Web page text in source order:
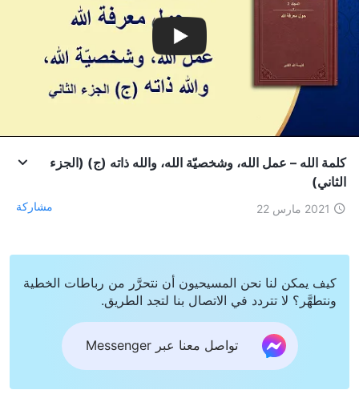
كلمة الله – عمل الله، وشخصيّة الله، والله ذاته (ج) (الجزء
الثاني)
2021 مارس 22 مشاركة
كيف يمكن لنا نحن المسيحيون أن نتحرَّر من رباطات الخطية
ونتطهَّر؟ لا تتردد في الاتصال بنا لتجد الطريق.
تواصل معنا عبر Messenger